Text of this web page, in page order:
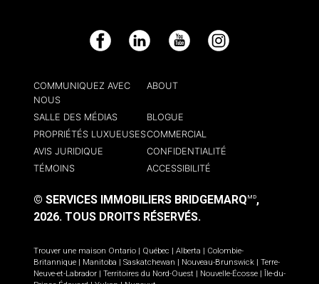
Facebook LinkedIn YouTube Instagram
COMMUNIQUEZ AVEC
NOUS
ABOUT
SALLE DES MÉDIAS
BLOGUE
PROPRIÉTÉS LUXUEUSESCOMMERCIAL
AVIS JURIDIQUE
CONFIDENTIALITÉ
TÉMOINS
ACCESSIBILITÉ
© SERVICES IMMOBILIERS BRIDGEMARQ MD,
2026. TOUS DROITS RÉSERVÉS.
Trouver une maison Ontario Québec Alberta
Colombie-
Britannique
Manitoba Saskatchewan Nouveau-Brunswick
Terre-
Neuve-et-Labrador
Territoires du Nord-Ouest Nouvelle-Écosse
Île-du-